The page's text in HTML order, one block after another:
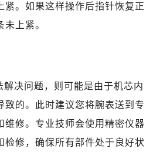
紧。如果这样操作后指针恢复正
上紧。
解决问题，则可能是由于机芯内
致的。此时建议您将腕表送到专
维修。专业技师会使用精密仪器
检修，确保所有部件处于良好状